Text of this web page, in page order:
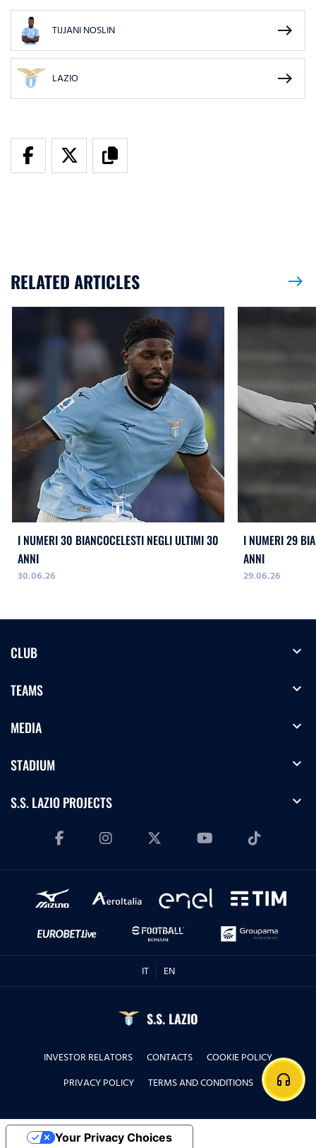
TIJJANI NOSLIN east
LAZIO east
RELATED ARTICLES east
I NUMERI 30 BIANCOCELESTI NEGLI ULTIMI 30
ANNI
30.06.26
I NUMERI 29
ANNI
29.06.26
CLUB expand_more
TEAMS expand_more
MEDIA expand_more
STADIUM expand_more
S.S. LAZIO PROJECTS expand_more
IT EN
S.S. LAZIO
INVESTOR RELATORS CONTACTS
COOKIE POLICY
PRIVACY POLICY
TERMS AND CONDITIONS headphones
Your Privacy Choices